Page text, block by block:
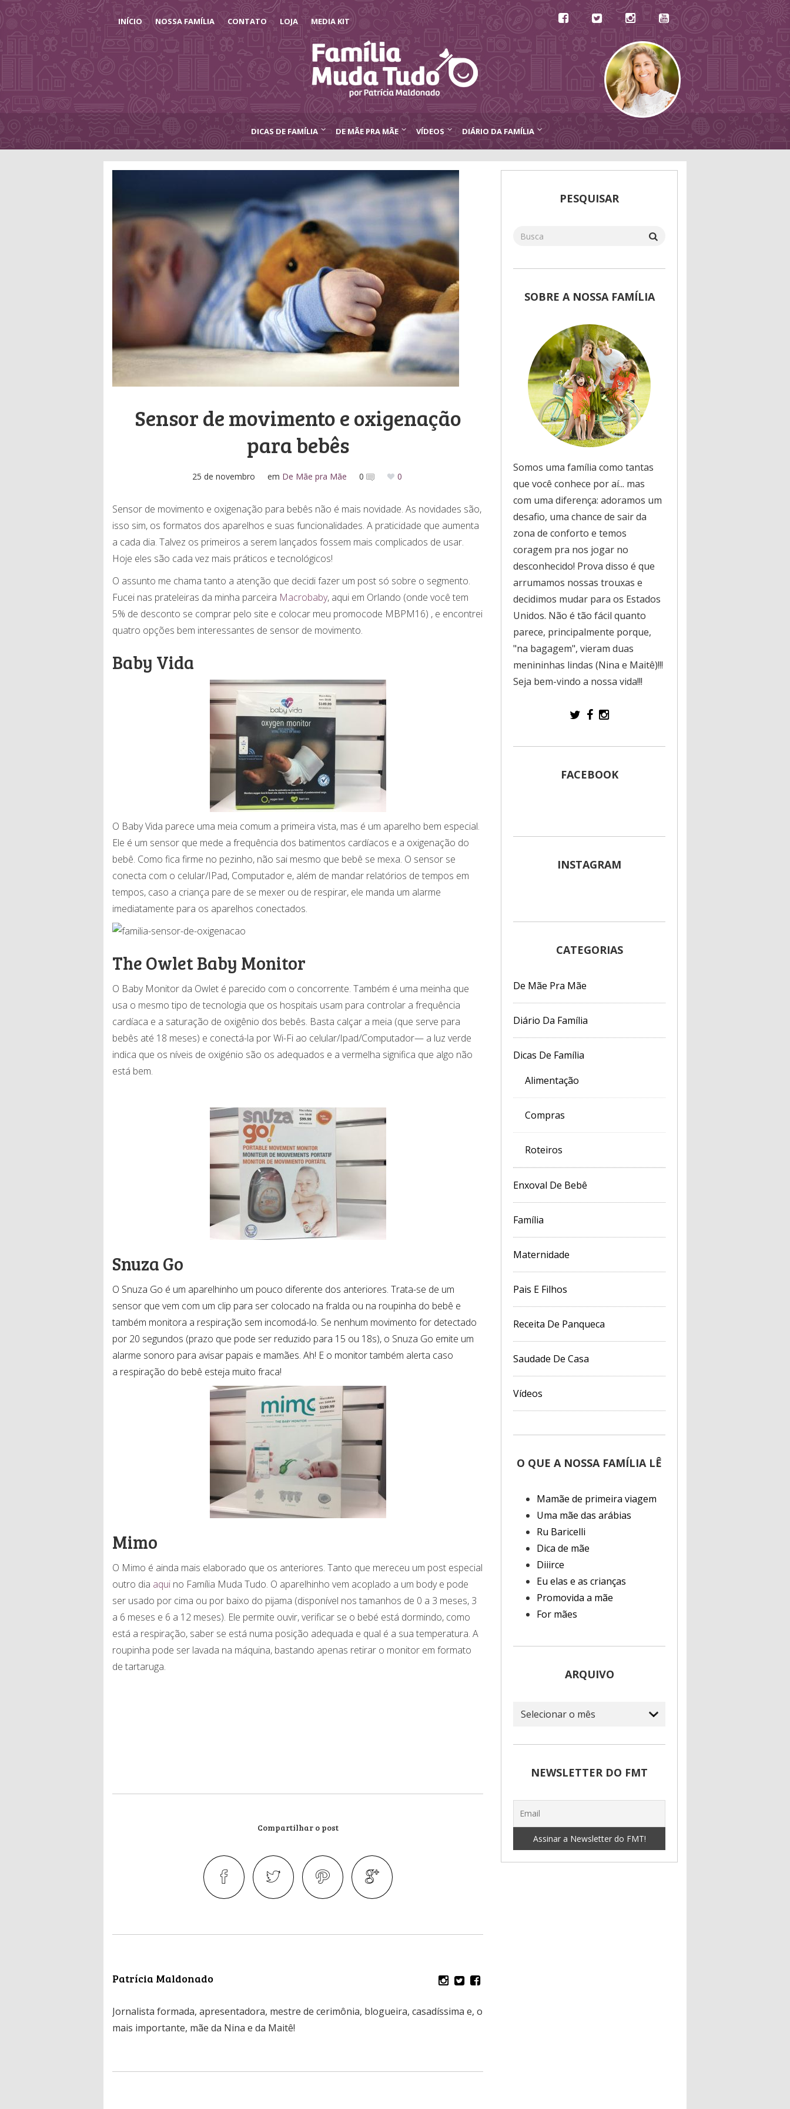
INÍCIO NOSSA FAMÍLIA CONTATO LOJA MEDIA KIT
DICAS DE FAMÍLIA DE MÃE PRA MÃE VÍDEOS DIÁRIO DA FAMÍLIA
Sensor de movimento e oxigenação
para bebês
25 de novembro em De Mãe pra Mãe 0 0
Sensor de movimento e oxigenação para bebês não é mais novidade. As novidades são,
isso sim, os formatos dos aparelhos e suas funcionalidades. A praticidade que aumenta
a cada dia. Talvez os primeiros a serem lançados fossem mais complicados de usar.
Hoje eles são cada vez mais práticos e tecnológicos!
O assunto me chama tanto a atenção que decidi fazer um post só sobre o segmento.
Fucei nas prateleiras da minha parceira Macrobaby, aqui em Orlando (onde você tem
5% de desconto se comprar pelo site e colocar meu promocode MBPM16) , e encontrei
quatro opções bem interessantes de sensor de movimento.
Baby Vida
O Baby Vida parece uma meia comum a primeira vista, mas é um aparelho bem especial.
Ele é um sensor que mede a frequência dos batimentos cardíacos e a oxigenação do
bebê. Como fica firme no pezinho, não sai mesmo que bebê se mexa. O sensor se
conecta com o celular/IPad, Computador e, além de mandar relatórios de tempos em
tempos, caso a criança pare de se mexer ou de respirar, ele manda um alarme
imediatamente para os aparelhos conectados.
The Owlet Baby Monitor
O Baby Monitor da Owlet é parecido com o concorrente. Também é uma meinha que
usa o mesmo tipo de tecnologia que os hospitais usam para controlar a frequência
cardíaca e a saturação de oxigênio dos bebês. Basta calçar a meia (que serve para
bebês até 18 meses) e conectá-la por Wi-Fi ao celular/Ipad/Computador— a luz verde
indica que os níveis de oxigénio são os adequados e a vermelha significa que algo não
está bem.
Snuza Go
O Snuza Go é um aparelhinho um pouco diferente dos anteriores. Trata-se de um
sensor que vem com um clip para ser colocado na fralda ou na roupinha do bebê e
também monitora a respiração sem incomodá-lo. Se nenhum movimento for detectado
por 20 segundos (prazo que pode ser reduzido para 15 ou 18s), o Snuza Go emite um
alarme sonoro para avisar papais e mamães. Ah! E o monitor também alerta caso
a respiração do bebê esteja muito fraca!
Mimo
O Mimo é ainda mais elaborado que os anteriores. Tanto que mereceu um post especial
outro dia aqui no Família Muda Tudo. O aparelhinho vem acoplado a um body e pode
ser usado por cima ou por baixo do pijama (disponível nos tamanhos de 0 a 3 meses, 3
a 6 meses e 6 a 12 meses). Ele permite ouvir, verificar se o bebé está dormindo, como
está a respiração, saber se está numa posição adequada e qual é a sua temperatura. A
roupinha pode ser lavada na máquina, bastando apenas retirar o monitor em formato
de tartaruga.
Compartilhar o post
Patrícia Maldonado
Jornalista formada, apresentadora, mestre de cerimônia, blogueira, casadíssima e, o
mais importante, mãe da Nina e da Maitê!
PESQUISAR
SOBRE A NOSSA FAMÍLIA
Somos uma família como tantas
que você conhece por aí... mas
com uma diferença: adoramos um
desafio, uma chance de sair da
zona de conforto e temos
coragem pra nos jogar no
desconhecido! Prova disso é que
arrumamos nossas trouxas e
decidimos mudar para os Estados
Unidos. Não é tão fácil quanto
parece, principalmente porque,
"na bagagem", vieram duas
menininhas lindas (Nina e Maitê)!!!
Seja bem-vindo a nossa vida!!!
FACEBOOK
INSTAGRAM
CATEGORIAS
De Mãe Pra Mãe
Diário Da Família
Dicas De Família
Alimentação
Compras
Roteiros
Enxoval De Bebê
Família
Maternidade
Pais E Filhos
Receita De Panqueca
Saudade De Casa
Vídeos
O QUE A NOSSA FAMÍLIA LÊ
Mamãe de primeira viagem
Uma mãe das arábias
Ru Baricelli
Dica de mãe
Diiirce
Eu elas e as crianças
Promovida a mãe
For mães
ARQUIVO
Arquivo
NEWSLETTER DO FMT